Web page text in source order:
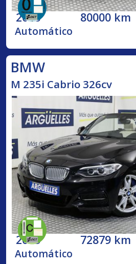
2018 80000 km
Automático
BMW
M 235i Cabrio 326cv
2015 72879 km
Automático